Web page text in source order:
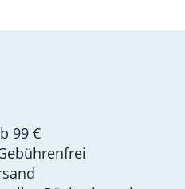
99 €